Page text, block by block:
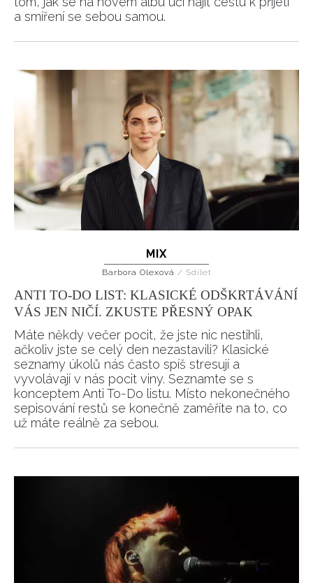
a smíření se sebou samou.
MIX
Barbora Olexová / Sdílet
ANTI TO-DO LIST: KLASICKÉ ODŠKRTÁVÁNÍ
VÁS JEN NIČÍ. ZKUSTE PŘESNÝ OPAK
Máte někdy večer pocit, že jste nic nestihli,
ačkoliv jste se celý den nezastavili? Klasické
seznamy úkolů nás často spíš stresují a
vyvolávají v nás pocit viny. Seznamte se s
konceptem Anti To-Do listu. Místo nekonečného
sepisování restů se konečně zaměříte na to, co
už máte reálně za sebou.